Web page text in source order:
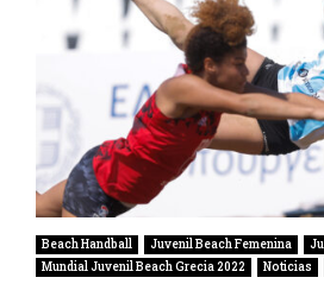
Beach Handball Juvenil Beach Femenina
Mundial Juvenil Beach Grecia 2022
Noticias